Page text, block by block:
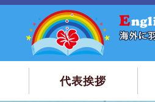
代表挨拶
English